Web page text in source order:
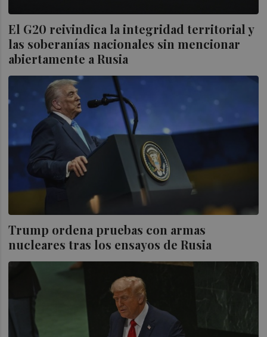
El G20 reivindica la integridad territorial y
las soberanías nacionales sin mencionar
abiertamente a Rusia
Trump ordena pruebas con armas
nucleares tras los ensayos de Rusia